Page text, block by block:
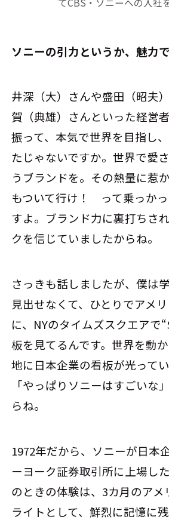
――ソニーの引力というか、魅力
井深（大）さんや盛田（昭夫
賀（典雄）さんといった経営
振って、本気で世界を目指し
たじゃないですか。世界で愛
うブランドを。その熱量に惹
もついて行け！ って乗っか
すよ。ブランド力に裏打ちさ
クを信じていましたからね。
さっきも話しましたが、僕は
見出せなくて、ひとりでアメ
に、NYのタイムズスクエアで
板を見てるんです。世界を動
地に日本企業の看板が光って
「やっぱりソニーはすごいな
らね。
1972年だから、ソニーが日本
ーヨーク証券取引所に上場し
のときの体験は、3カ月のアメ
ライトとして、鮮烈に記憶に